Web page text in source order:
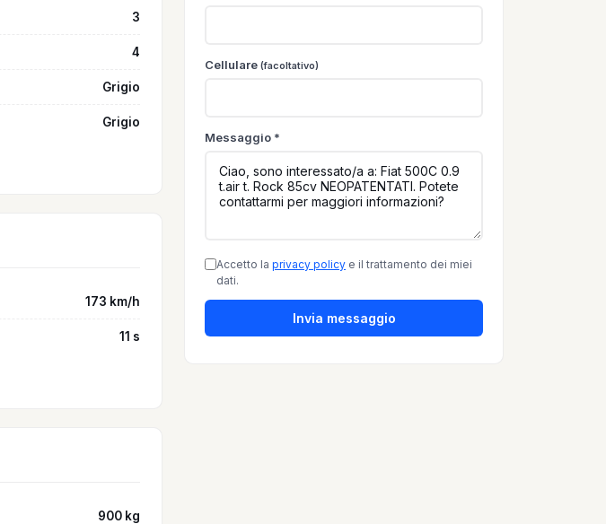
3
4
Grigio
Grigio
173 km/h
11 s
900 kg
Cellulare (facoltativo)
Messaggio *
Accetto la privacy policy e il trattamento dei miei
dati.
Invia messaggio